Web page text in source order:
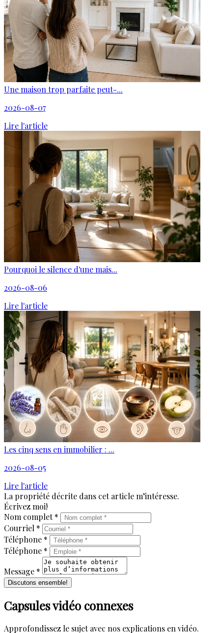
Une maison trop parfaite peut-...
2026-08-07
Lire l'article
Pourquoi le silence d'une mais...
2026-08-06
Lire l'article
Les cinq sens en immobilier : ...
2026-08-05
Lire l'article
La propriété décrite dans cet article m’intéresse.
Écrivez moi!
Nom complet *
Courriel *
Téléphone *
Téléphone *
Message *
Discutons ensemble!
Capsules vidéo connexes
Approfondissez le sujet avec nos explications en vidéo.